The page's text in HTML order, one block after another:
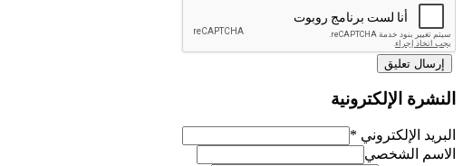
النشرة الإلكترونية
البريد الإلكتروني *
الاسم الشخصي